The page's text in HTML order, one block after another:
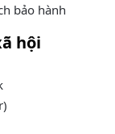
bảo hành
hội